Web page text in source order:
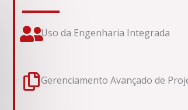
Uso da Engenharia Integrada
Gerenciamento Avançado de